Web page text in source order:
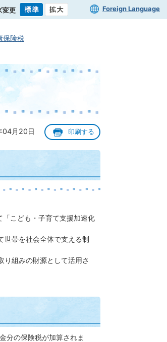
変更 Foreign Language
保険税
04月20日 印刷する
こども・子育て支援加速化
世帯を社会全体で支える制
組みの財源として活用さ
分の保険税が加算されま